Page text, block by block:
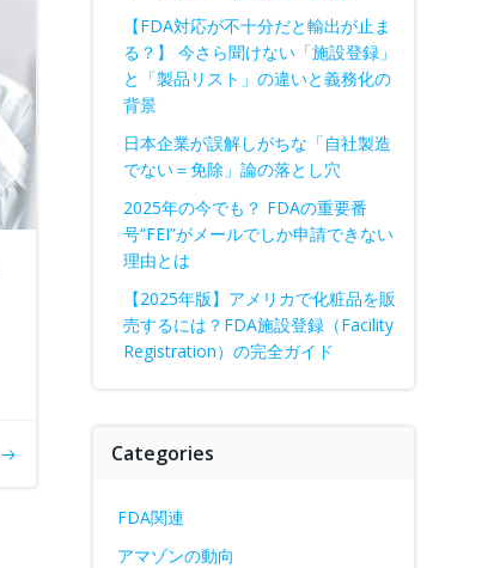
【FDA対応が不十分だと輸出が止ま
る？】 今さら聞けない「施設登録」
と「製品リスト」の違いと義務化の
背景
日本企業が誤解しがちな「自社製造
でない＝免除」論の落とし穴
2025年の今でも？ FDAの重要番
号“FEI”がメールでしか申請できない
理由とは
【2025年版】アメリカで化粧品を販
売するには？FDA施設登録（Facility
Registration）の完全ガイド
Categories
FDA関連
アマゾンの動向